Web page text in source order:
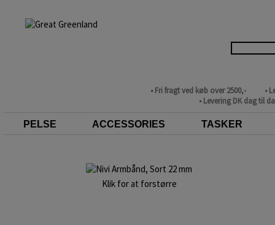
• Fri fragt ved køb over 2500,-
•
• Levering DK dag til
PELSE ACCESSORIES TASKER
Klik for at forstørre